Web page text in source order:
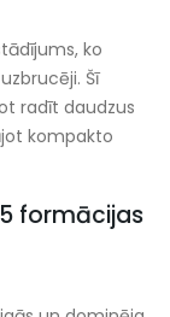
ko
Šī
radīt daudzus
kompakto
formācijas